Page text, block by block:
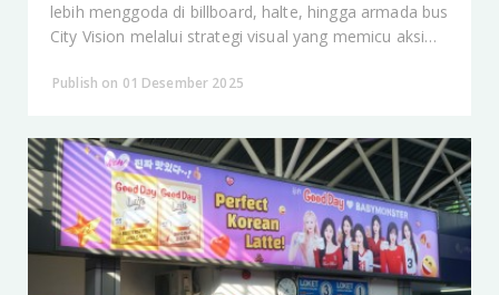
lebih menggoda di billboard, halte, hingga armada bus
City Vision melalui strategi visual yang memicu aksi
Publish on 01 Desember 2025